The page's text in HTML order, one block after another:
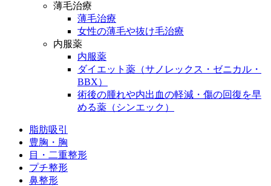
薄毛治療
薄毛治療
女性の薄毛や抜け毛治療
内服薬
内服薬
ダイエット薬（サノレックス・ゼニカル・
BBX）
術後の腫れや内出血の軽減・傷の回復を早
める薬（シンエック）
脂肪吸引
豊胸・胸
目・二重整形
プチ整形
鼻整形